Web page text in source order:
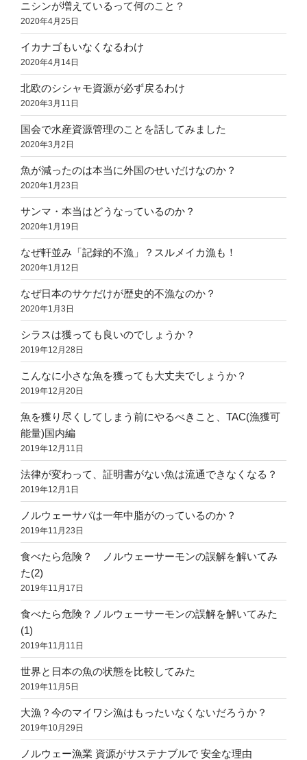
ニシンが増えているって何のこと？
2020年4月25日
イカナゴもいなくなるわけ
2020年4月14日
北欧のシシャモ資源が必ず戻るわけ
2020年3月11日
国会で水産資源管理のことを話してみました
2020年3月2日
魚が減ったのは本当に外国のせいだけなのか？
2020年1月23日
サンマ・本当はどうなっているのか？
2020年1月19日
なぜ軒並み「記録的不漁」？スルメイカ漁も！
2020年1月12日
なぜ日本のサケだけが歴史的不漁なのか？
2020年1月3日
シラスは獲っても良いのでしょうか？
2019年12月28日
こんなに小さな魚を獲っても大丈夫でしょうか？
2019年12月20日
魚を獲り尽くしてしまう前にやるべきこと、TAC(漁獲可
能量)国内編
2019年12月11日
法律が変わって、証明書がない魚は流通できなくなる？
2019年12月1日
ノルウェーサバは一年中脂がのっているのか？
2019年11月23日
食べたら危険？ ノルウェーサーモンの誤解を解いてみ
た(2)
2019年11月17日
食べたら危険？ノルウェーサーモンの誤解を解いてみた
(1)
2019年11月11日
世界と日本の魚の状態を比較してみた
2019年11月5日
大漁？今のマイワシ漁はもったいなくないだろうか？
2019年10月29日
ノルウェー漁業 資源がサステナブルで 安全な理由